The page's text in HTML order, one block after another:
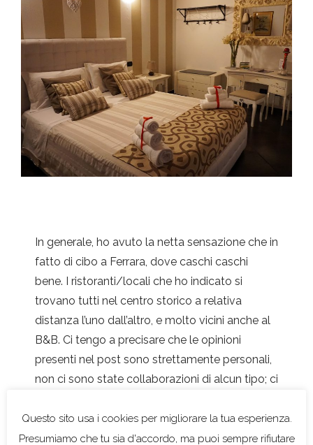
In generale, ho avuto la netta sensazione che in
fatto di cibo a Ferrara, dove caschi caschi
bene. I ristoranti/locali che ho indicato si
trovano tutti nel centro storico a relativa
distanza l’uno dall’altro, e molto vicini anche al
B&B. Ci tengo a precisare che le opinioni
presenti nel post sono strettamente personali,
non ci sono state collaborazioni di alcun tipo; ci
perfetto fine settimana estivo, tra risate ed
abbuffate, come non facevamo da troppo